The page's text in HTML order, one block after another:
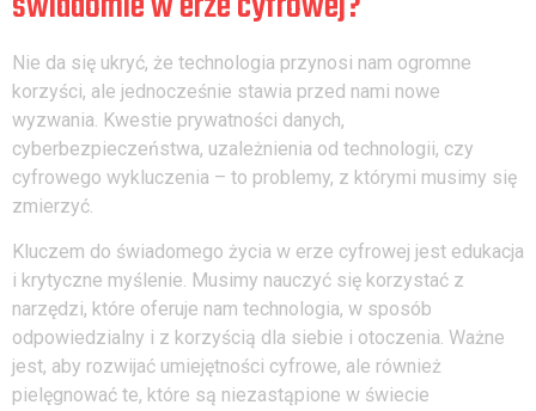
Nie da się ukryć, że technologia przynosi nam ogromne
korzyści, ale jednocześnie stawia przed nami nowe
wyzwania. Kwestie prywatności danych,
cyberbezpieczeństwa, uzależnienia od technologii, czy
cyfrowego wykluczenia – to problemy, z którymi musimy się
zmierzyć.
Kluczem do świadomego życia w erze cyfrowej jest edukacja
i krytyczne myślenie. Musimy nauczyć się korzystać z
narzędzi, które oferuje nam technologia, w sposób
odpowiedzialny i z korzyścią dla siebie i otoczenia. Ważne
jest, aby rozwijać umiejętności cyfrowe, ale również
pielęgnować te, które są niezastąpione w świecie